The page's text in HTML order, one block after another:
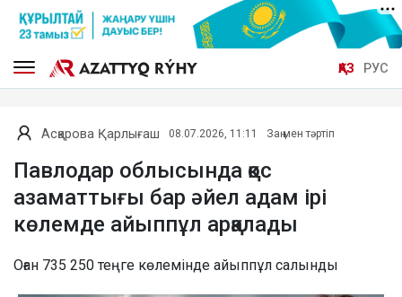
ҚАЗ РУС
Асқарова Қарлығаш 08.07.2026, 11:11 Заң мен тәртіп
Павлодар облысында қос
азаматтығы бар әйел адам ірі
көлемде айыппұл арқалады
Оған 735 250 теңге көлемінде айыппұл салынды